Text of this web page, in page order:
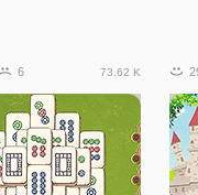
6 73.62 K